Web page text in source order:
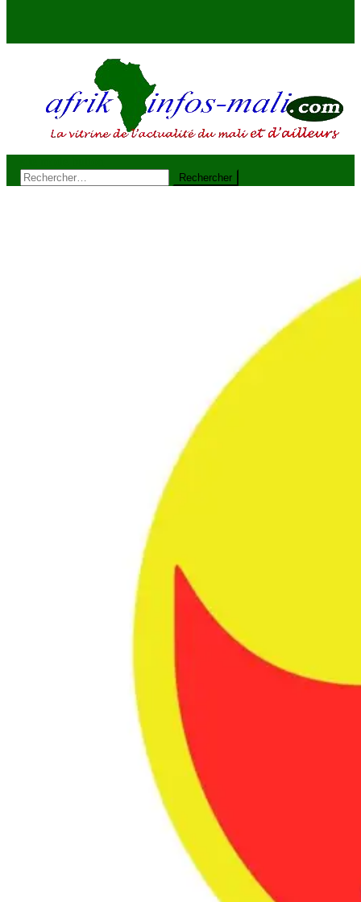
AFRIKINFOS MALI
La vitrine de l'actualité du Mali et d'ailleurs
Rechercher :